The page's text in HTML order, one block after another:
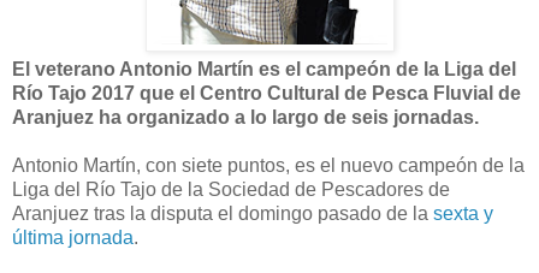
El veterano Antonio Martín es el campeón de la Liga del
Río Tajo 2017 que el Centro Cultural de Pesca Fluvial de
Aranjuez ha organizado a lo largo de seis jornadas.
Antonio Martín, con siete puntos, es el nuevo campeón de la
Liga del Río Tajo de la Sociedad de Pescadores de
Aranjuez tras la disputa el domingo pasado de la sexta y
última jornada.